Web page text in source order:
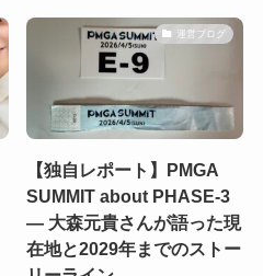
運営ブログ
【独自レポート】PMGA
SUMMIT about PHASE-3
— 大森元貴さんが語った現
在地と2029年までのストー